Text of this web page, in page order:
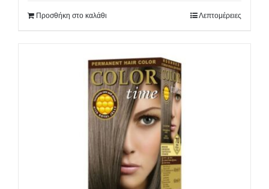
Προσθήκη στο καλάθι Λεπτομέρειες